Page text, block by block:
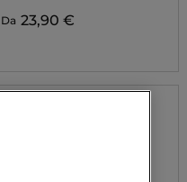
Da 23,90 €